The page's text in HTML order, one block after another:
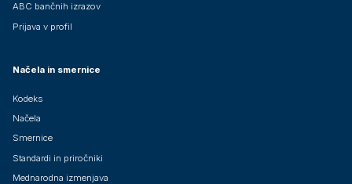
ABC bančnih izrazov
Prijava v profil
Načela in smernice
Kodeks
Načela
Smernice
Standardi in priročniki
Mednarodna izmenjava